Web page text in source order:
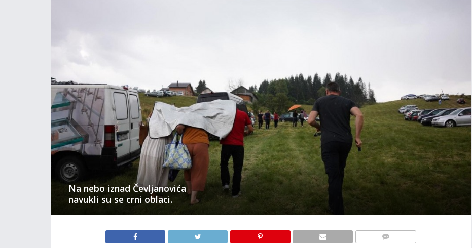
Na nebo iznad Čevljanovića
navukli su se crni oblaci.